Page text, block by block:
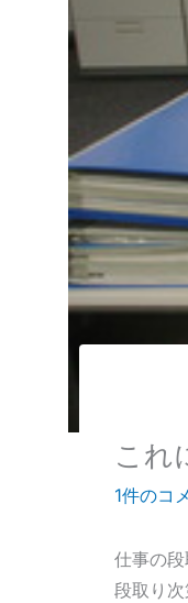
これ
1件のコ
仕事の
段取り